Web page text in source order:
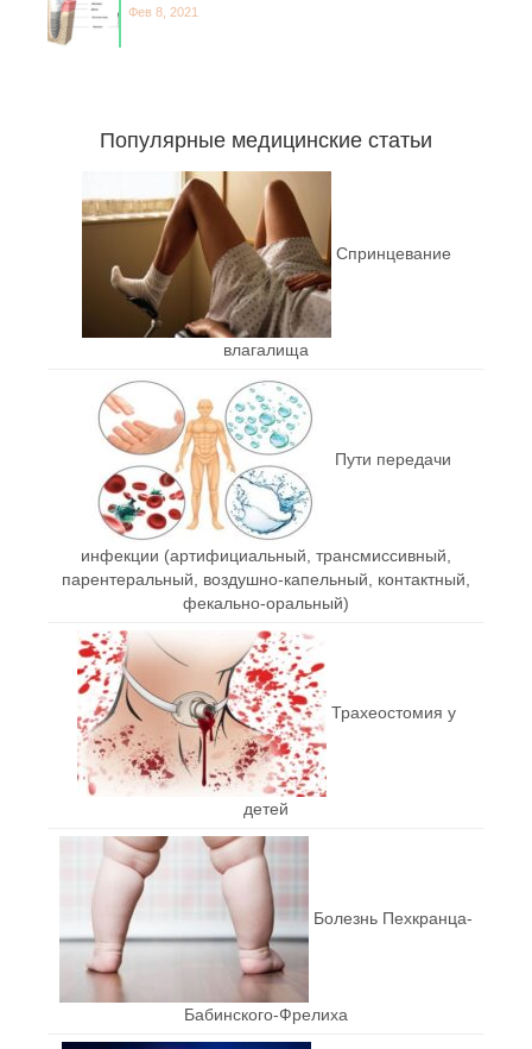
Фев 8, 2021
Популярные медицинские статьи
Спринцевание
влагалища
Пути передачи
инфекции (артифициальный, трансмиссивный,
парентеральный, воздушно-капельный, контактный,
фекально-оральный)
Трахеостомия у
детей
Болезнь Пехкранца-
Бабинского-Фрелиха